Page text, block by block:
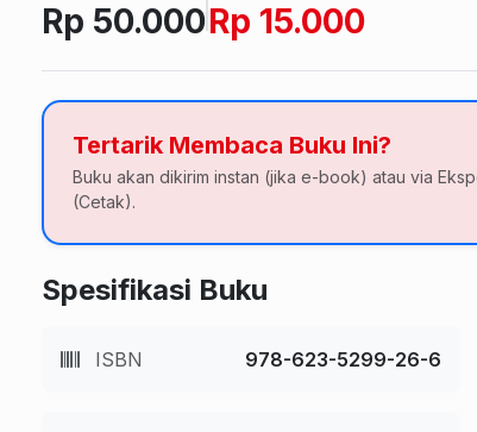
Rp 50.000Rp 15.000
Tertarik Membaca Buku Ini?
Buku akan dikirim instan (jika e-book) atau via
(Cetak).
Spesifikasi Buku
ISBN 978-623-5299-26-6